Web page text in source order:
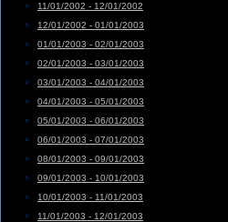
11/01/2002 - 12/01/2002
12/01/2002 - 01/01/2003
01/01/2003 - 02/01/2003
02/01/2003 - 03/01/2003
03/01/2003 - 04/01/2003
04/01/2003 - 05/01/2003
05/01/2003 - 06/01/2003
06/01/2003 - 07/01/2003
08/01/2003 - 09/01/2003
09/01/2003 - 10/01/2003
10/01/2003 - 11/01/2003
11/01/2003 - 12/01/2003